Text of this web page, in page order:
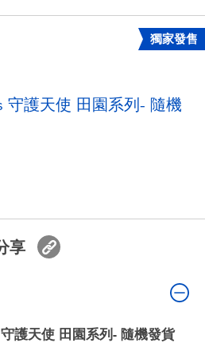
獨家發售
守護天使 田園系列- 隨機
享
護天使 田園系列- 隨機發貨